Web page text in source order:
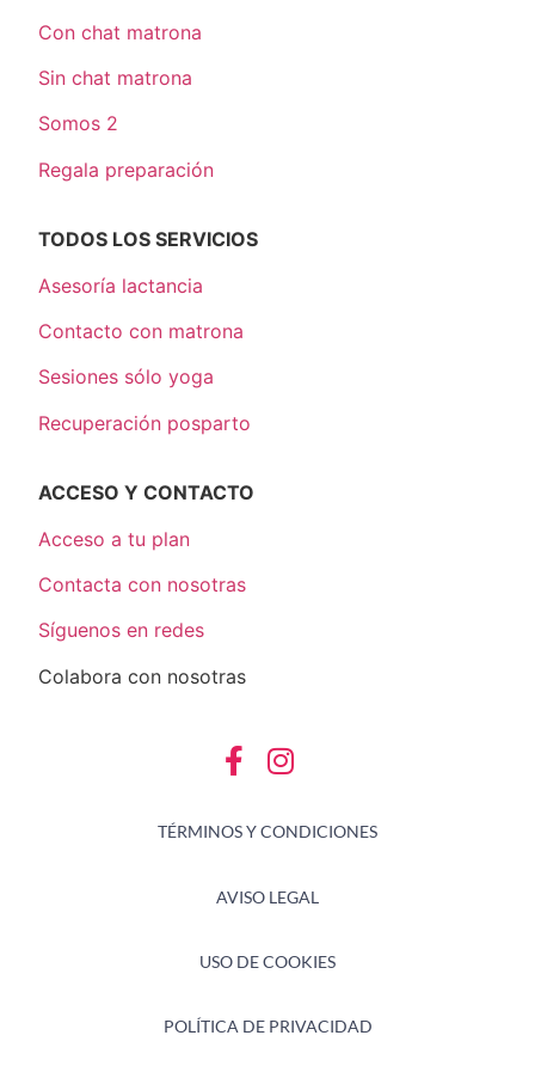
Con chat matrona
Sin chat matrona
Somos 2
Regala preparación
TODOS LOS SERVICIOS
Asesoría lactancia
Contacto con matrona
Sesiones sólo yoga
Recuperación posparto
ACCESO Y CONTACTO
Acceso a tu plan
Contacta con nosotras
Síguenos en redes
Colabora con nosotras
TÉRMINOS Y CONDICIONES
AVISO LEGAL
USO DE COOKIES
POLÍTICA DE PRIVACIDAD